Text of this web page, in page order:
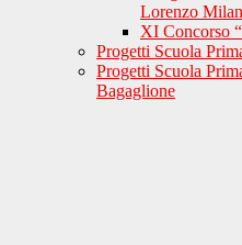
Lorenzo
XI Concorso
Progetti Scuola
Progetti Scuola
Bagaglione